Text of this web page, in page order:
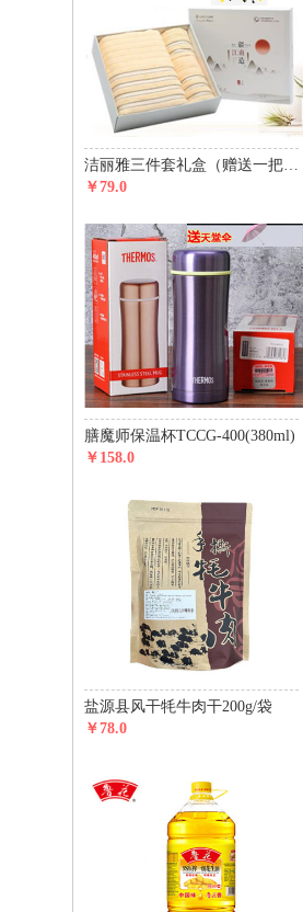
洁丽雅三件套礼盒（赠送一把价值29元天堂伞）
￥79.0
膳魔师保温杯TCCG-400(380ml)
￥158.0
盐源县风干牦牛肉干200g/袋
￥78.0